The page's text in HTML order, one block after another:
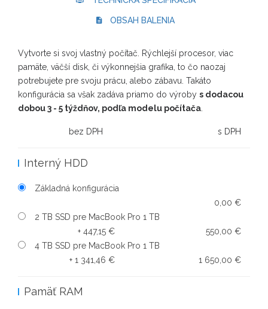
OBSAH BALENIA
Vytvorte si svoj vlastný počítač. Rýchlejší procesor, viac
pamäte, väčší disk, či výkonnejšia grafika, to čo naozaj
potrebujete pre svoju prácu, alebo zábavu. Takáto
konfigurácia sa však zadáva priamo do výroby s dodacou
dobou 3 - 5 týždňov, podľa modelu počítača
bez DPH s DPH
Interný HDD
Základná konfigurácia
0,00 €
2 TB SSD pre MacBook Pro 1 TB
+ 447,15 €
550,00 €
4 TB SSD pre MacBook Pro 1 TB
+ 1 341,46 €
1 650,00 €
Pamäť RAM